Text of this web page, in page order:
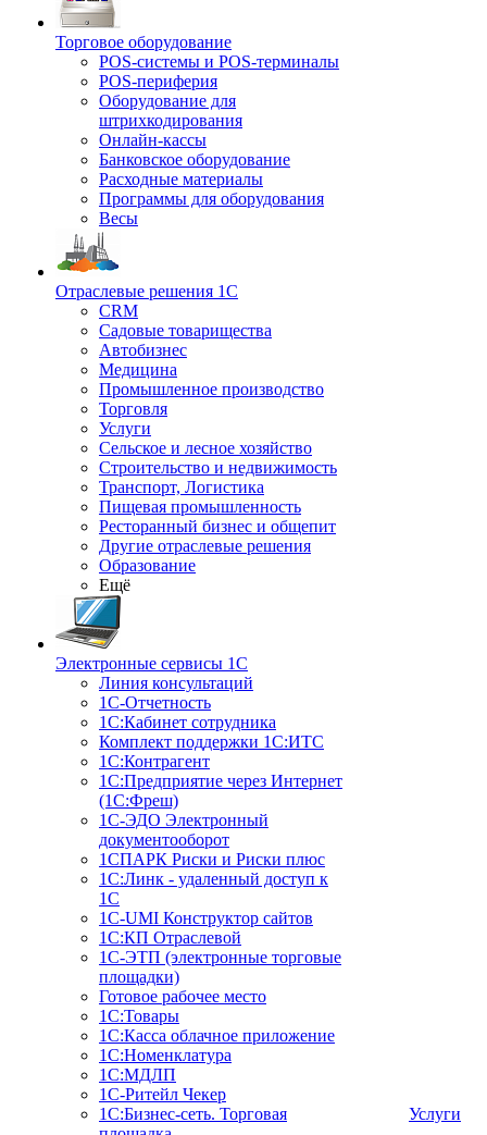
Торговое оборудование
POS-системы и POS-терминалы
POS-периферия
Оборудование для
штрихкодирования
Онлайн-кассы
Банковское оборудование
Расходные материалы
Программы для оборудования
Весы
Отраслевые решения 1С
CRM
Садовые товарищества
Автобизнес
Медицина
Промышленное производство
Торговля
Услуги
Сельское и лесное хозяйство
Строительство и недвижимость
Транспорт, Логистика
Пищевая промышленность
Ресторанный бизнес и общепит
Другие отраслевые решения
Образование
Ещё
Электронные сервисы 1С
Линия консультаций
1С-Отчетность
1С:Кабинет сотрудника
Комплект поддержки 1С:ИТС
1С:Контрагент
1С:Предприятие через Интернет
(1С:Фреш)
1С-ЭДО Электронный
документооборот
1СПАРК Риски и Риски плюс
1С:Линк - удаленный доступ к
1С
1С-UMI Конструктор сайтов
1С:КП Отраслевой
1С-ЭТП (электронные торговые
площадки)
Готовое рабочее место
1С:Товары
1С:Касса облачное приложение
1С:Номенклатура
1С:МДЛП
1C-Ритейл Чекер
1C:Бизнес-сеть. Торговая
Услуги